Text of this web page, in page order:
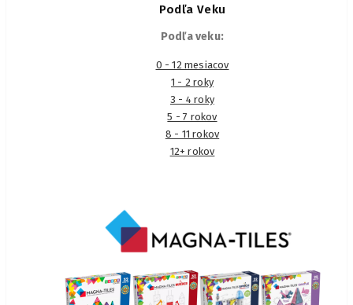
Podľa Veku
Podľa veku:
0 - 12 mesiacov
1 - 2 roky
3 - 4 roky
5 - 7 rokov
8 - 11 rokov
12+ rokov